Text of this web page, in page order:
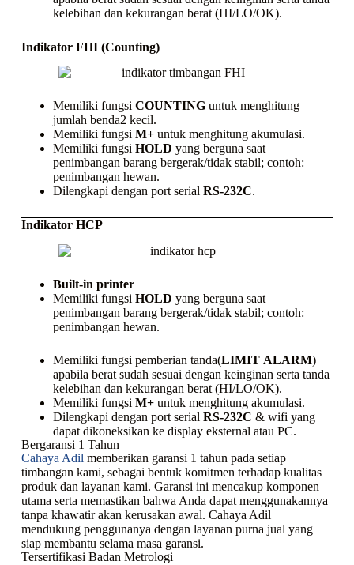
kelebihan dan kekurangan berat (HI/LO/OK).
Indikator FHI (Counting)
Memiliki fungsi COUNTING untuk menghitung
jumlah benda2 kecil.
Memiliki fungsi M+ untuk menghitung akumulasi.
Memiliki fungsi HOLD yang berguna saat
penimbangan barang bergerak/tidak stabil; contoh:
penimbangan hewan.
Dilengkapi dengan port serial RS-232C.
Indikator HCP
Built-in printer
Memiliki fungsi HOLD yang berguna saat
penimbangan barang bergerak/tidak stabil; contoh:
penimbangan hewan.
Memiliki fungsi pemberian tanda(LIMIT ALARM)
apabila berat sudah sesuai dengan keinginan serta tanda
kelebihan dan kekurangan berat (HI/LO/OK).
Memiliki fungsi M+ untuk menghitung akumulasi.
Dilengkapi dengan port serial RS-232C & wifi yang
dapat dikoneksikan ke display eksternal atau PC.
Bergaransi 1 Tahun
Cahaya Adil memberikan garansi 1 tahun pada setiap
timbangan kami, sebagai bentuk komitmen terhadap kualitas
produk dan layanan kami. Garansi ini mencakup komponen
utama serta memastikan bahwa Anda dapat menggunakannya
tanpa khawatir akan kerusakan awal. Cahaya Adil
mendukung penggunanya dengan layanan purna jual yang
siap membantu selama masa garansi.
Tersertifikasi Badan Metrologi